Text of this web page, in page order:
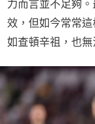
力而言並不足夠
效，但如今常常
如查頓辛祖，也無